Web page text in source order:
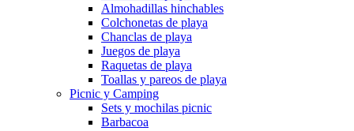
Almohadillas hinchables
Colchonetas de playa
Chanclas de playa
Juegos de playa
Raquetas de playa
Toallas y pareos de playa
Picnic y Camping
Sets y mochilas picnic
Barbacoa